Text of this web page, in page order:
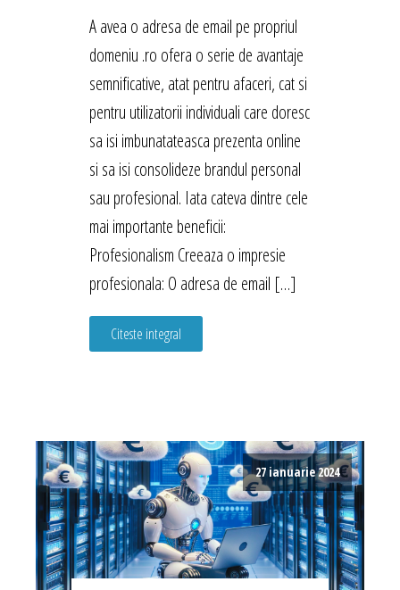
A avea o adresa de email pe propriul
domeniu .ro ofera o serie de avantaje
semnificative, atat pentru afaceri, cat si
pentru utilizatorii individuali care doresc
sa isi imbunatateasca prezenta online
si sa isi consolideze brandul personal
sau profesional. Iata cateva dintre cele
mai importante beneficii:
Profesionalism Creeaza o impresie
profesionala: O adresa de email […]
Citeste integral
27 ianuarie 2024